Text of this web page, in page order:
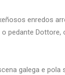
enredos
pedante Dottore,
galega e pola